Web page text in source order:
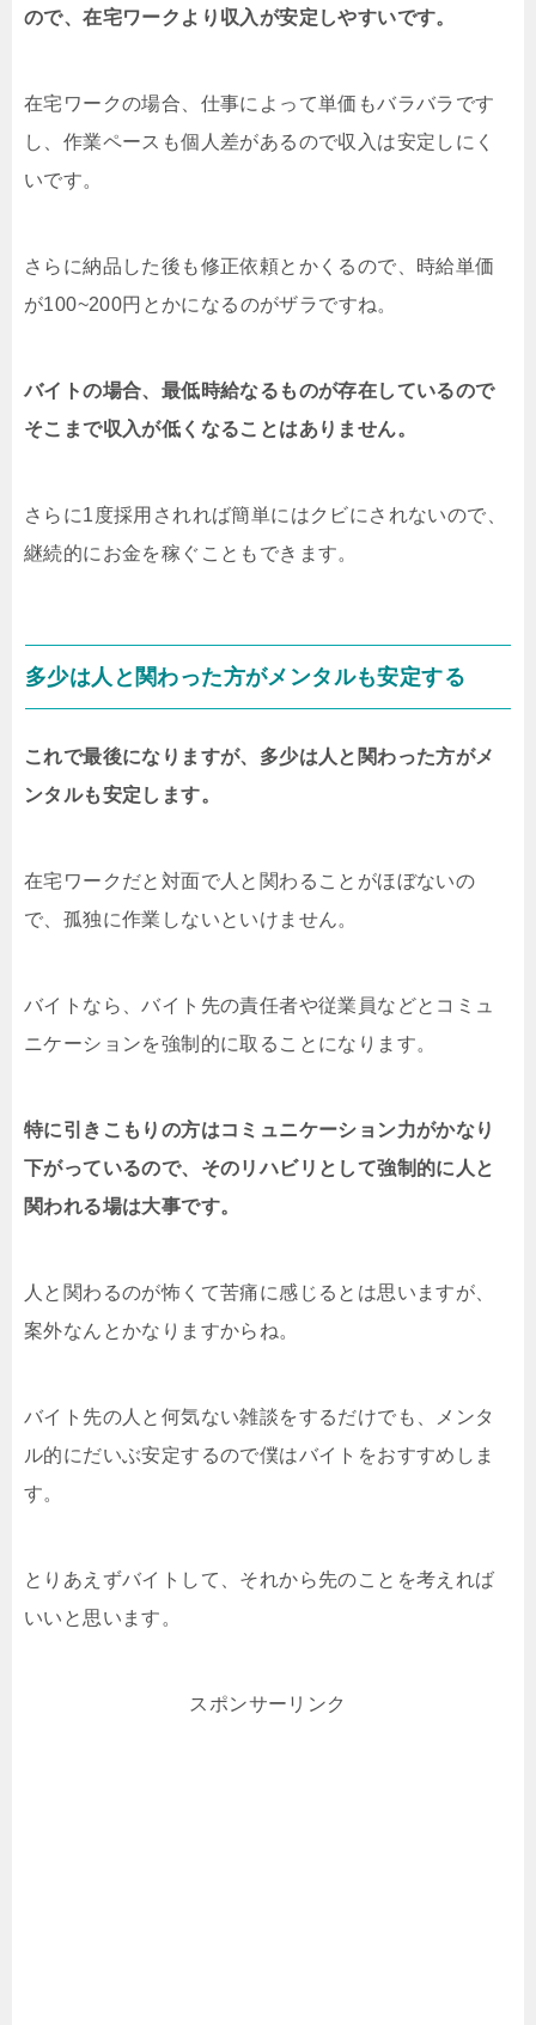
ので、在宅ワークより収入が安定しやすいです。
在宅ワークの場合、仕事によって単価もバラバラです
し、作業ペースも個人差があるので収入は安定しにく
いです。
さらに納品した後も修正依頼とかくるので、時給単価
が100~200円とかになるのがザラですね。
バイトの場合、最低時給なるものが存在しているので
そこまで収入が低くなることはありません。
さらに1度採用されれば簡単にはクビにされないので、
継続的にお金を稼ぐこともできます。
多少は人と関わった方がメンタルも安定する
これで最後になりますが、多少は人と関わった方がメ
ンタルも安定します。
在宅ワークだと対面で人と関わることがほぼないの
で、孤独に作業しないといけません。
バイトなら、バイト先の責任者や従業員などとコミュ
ニケーションを強制的に取ることになります。
特に引きこもりの方はコミュニケーション力がかなり
下がっているので、そのリハビリとして強制的に人と
関われる場は大事です。
人と関わるのが怖くて苦痛に感じるとは思いますが、
案外なんとかなりますからね。
バイト先の人と何気ない雑談をするだけでも、メンタ
ル的にだいぶ安定するので僕はバイトをおすすめしま
す。
とりあえずバイトして、それから先のことを考えれば
いいと思います。
スポンサーリンク